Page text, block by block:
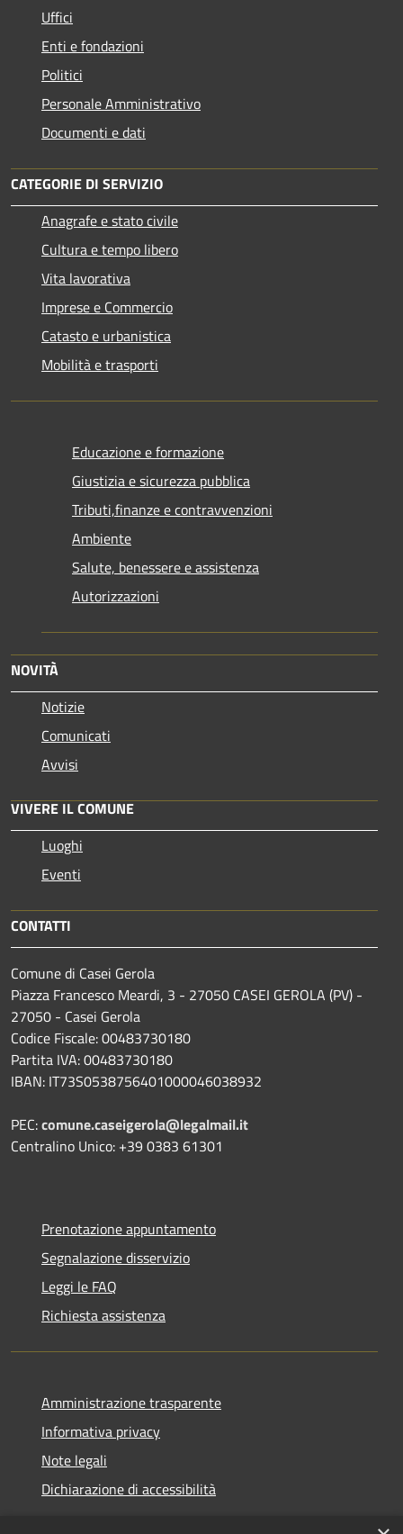
Uffici
Enti e fondazioni
Politici
Personale Amministrativo
Documenti e dati
CATEGORIE DI SERVIZIO
Anagrafe e stato civile
Cultura e tempo libero
Vita lavorativa
Imprese e Commercio
Catasto e urbanistica
Mobilità e trasporti
Educazione e formazione
Giustizia e sicurezza pubblica
Tributi,finanze e contravvenzioni
Ambiente
Salute, benessere e assistenza
Autorizzazioni
NOVITÀ
Notizie
Comunicati
Avvisi
VIVERE IL COMUNE
Luoghi
Eventi
CONTATTI
Comune di Casei Gerola
Piazza Francesco Meardi, 3 - 27050 CASEI GEROLA (PV) -
27050 - Casei Gerola
Codice Fiscale: 00483730180
Partita IVA: 00483730180
IBAN: IT73S0538756401000046038932
PEC:comune.caseigerola@legalmail.it
Centralino Unico: +39 0383 61301
Prenotazione appuntamento
Segnalazione disservizio
Leggi le FAQ
Richiesta assistenza
Amministrazione trasparente
Informativa privacy
Note legali
Dichiarazione di accessibilità